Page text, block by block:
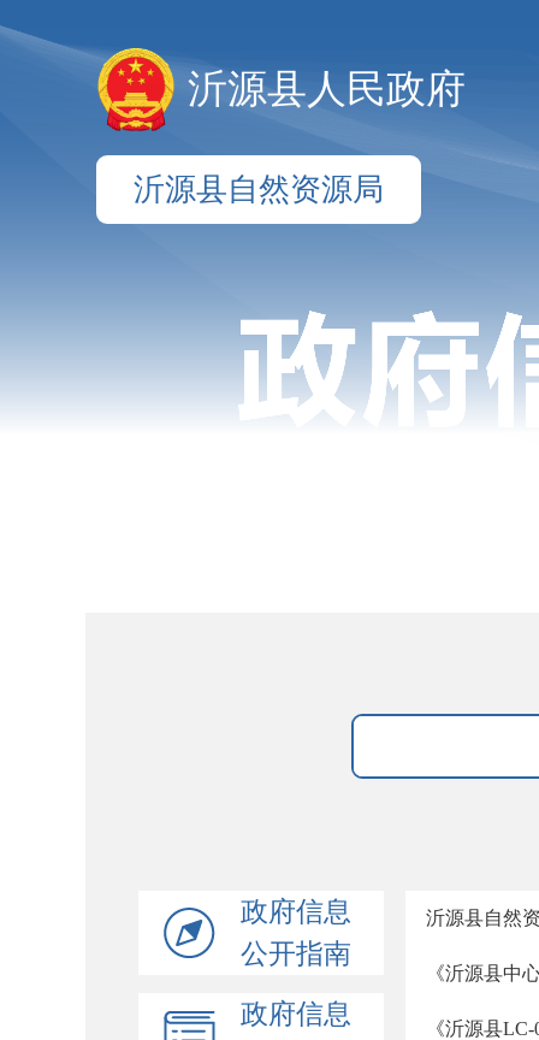
沂源县人民政府
沂源县自然资源局
政府信息
公开指南
政府信息
沂源县自然
《沂源县中
《沂源县